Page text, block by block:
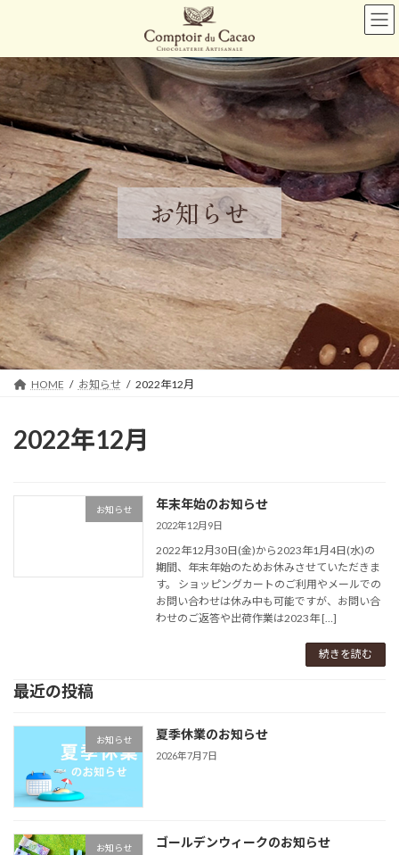
ン
ツ
へ
ス
キ
ッ
プ
ー
シ
ョ
ン
に
移
動
お知らせ
HOME お知らせ 2022年12月
2022年12月
お知らせ 年末年始のお知らせ
2022年12月9日
2022年12月30日(金)から2023年1月4日(水)の
期間、年末年始のためお休みさせていただきま
す。 ショッピングカートのご利用やメールでの
お問い合わせは休み中も可能ですが、お問い合
わせのご返答や出荷作業は2023年 […]
続きを読む
最近の投稿
お知らせ 夏季休業のお知らせ
2026年7月7日
お知らせ ゴールデンウィークのお知らせ